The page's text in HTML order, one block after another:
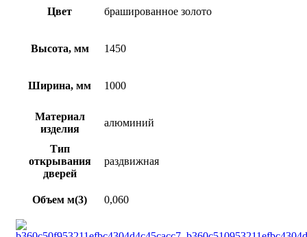
Цвет брашированное золото
Высота, мм 1450
Ширина, мм 1000
Материал
изделия
алюминий
Тип
открывания
дверей
раздвижная
Объем м(3) 0,060